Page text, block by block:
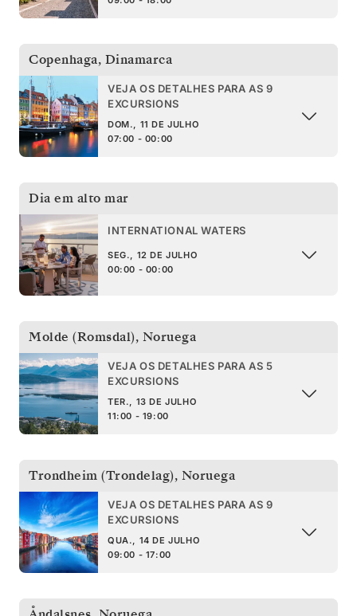
Copenhaga, Dinamarca
VEJA OS DETALHES PARA AS 9
EXCURSIONS
DOM., 11 DE JULHO
07:00 - 00:00
Dia em alto mar
INTERNATIONAL WATERS
SEG., 12 DE JULHO
00:00 - 00:00
Molde (Romsdal), Noruega
VEJA OS DETALHES PARA AS 5
EXCURSIONS
TER., 13 DE JULHO
11:00 - 19:00
Trondheim (Trondelag), Noruega
VEJA OS DETALHES PARA AS 9
EXCURSIONS
QUA., 14 DE JULHO
09:00 - 17:00